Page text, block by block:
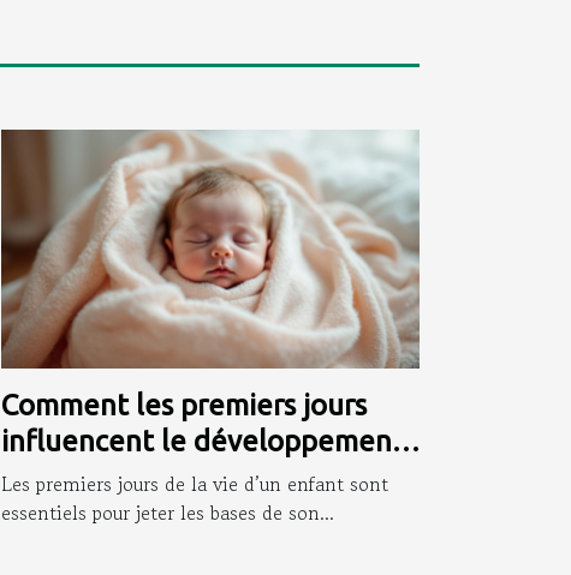
Comment les premiers jours
influencent le développement
infantile ?
Les premiers jours de la vie d’un enfant sont
essentiels pour jeter les bases de son...